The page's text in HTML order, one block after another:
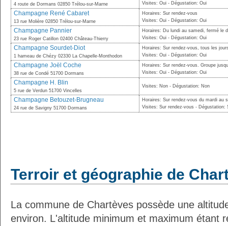
4 route de Dormans 02850 Trélou-sur-Marne
Visites: Oui - Dégustation: Oui
Champagne René Cabaret
13 rue Molière 02850 Trélou-sur-Marne
Horaires: Sur rendez-vous
Visites: Oui - Dégustation: Oui
Champagne Pannier
23 rue Roger Catillon 02400 Château-Thierry
Horaires: Du lundi au samedi, fermé le
Visites: Oui - Dégustation: Oui
Champagne Sourdet-Diot
1 hameau de Chézy 02330 La Chapelle-Monthodon
Horaires: Sur rendez-vous, tous les
Visites: Oui - Dégustation: Oui
Champagne Joël Coche
38 rue de Condé 51700 Dormans
Horaires: Sur rendez-vous. Groupe
Visites: Oui - Dégustation: Oui
Champagne H. Blin
5 rue de Verdun 51700 Vincelles
Visites: Non - Dégustation: Non
Champagne Betouzet-Brugneau
24 rue de Savigny 51700 Dormans
Horaires: Sur rendez-vous du mardi au
Visites: Sur rendez-vous - Dégustation:
Terroir et géographie de
La commune de Chartèves possède une
environ. L'altitude minimum et maximum étant